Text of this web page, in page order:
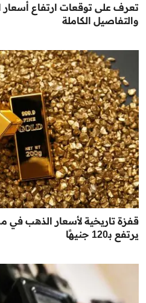
والتفاصيل الكاملة
يرتفع بـ120 جنيهًا